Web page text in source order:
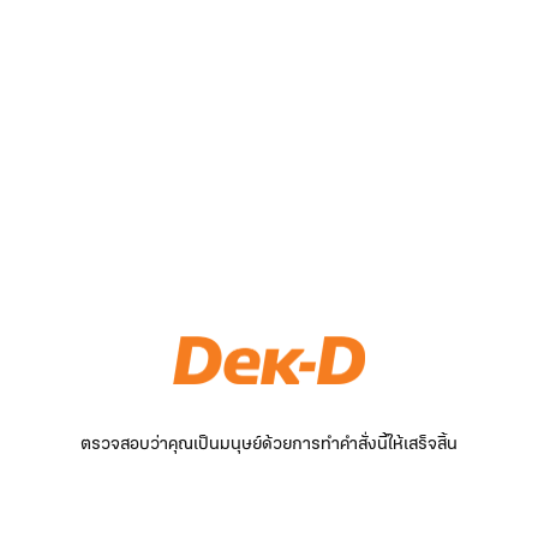
ตรวจสอบว่าคุณเป็นมนุษย์ด้วยการทำคำสั่งนี้ให้เสร็จสิ้น